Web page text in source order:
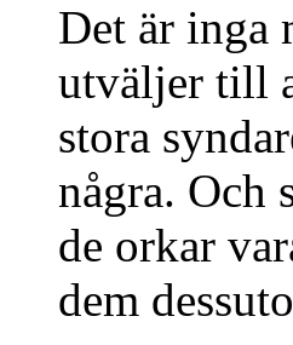
Det är inga
utväljer till
stora
några. Och
de orkar
dem